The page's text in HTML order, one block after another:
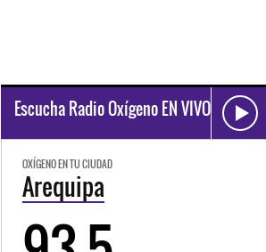
Escucha Radio Oxígeno EN VIVO
OXÍGENO EN TU CIUDAD
Arequipa